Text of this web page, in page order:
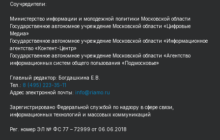
Соучредители:
Министерство информации и молодежной политики Московской области
Государственное автономное учреждение Московской области «Цифровые
Медиа»
Государственное автономное учреждение Московской области «Информационное
агентство «Контент-Центр»
Государственное автономное учреждение Московской области «Агентство
информационных систем общего пользования «Подмосковье»
Главный редактор: Богдашкина Е.В.
Тел.: 8 (495) 223-35-11
Адрес электронной почты: info@riamo.ru
Зарегистрировано Федеральной службой по надзору в сфере связи,
информационных технологий и массовых коммуникаций
Рег. номер ЭЛ № ФС 77 – 72999 от 06.06.2018